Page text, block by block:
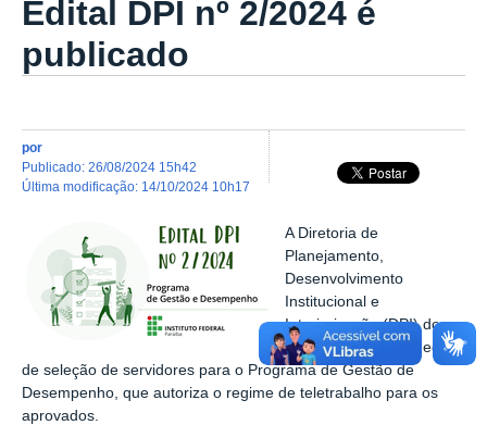
Edital DPI nº 2/2024 é
publicado
por
publicado: 26/08/2024 15h42
última modificação: 14/10/2024 10h17
A Diretoria de
Planejamento,
Desenvolvimento
Institucional e
Interiorização (DPI) do
IFPB publicou novo edital
de seleção de servidores para o Programa de Gestão de
Desempenho, que autoriza o regime de teletrabalho para os
aprovados.